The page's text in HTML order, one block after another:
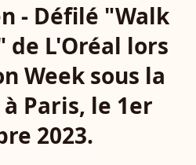
- Défilé "Walk
de L'Oréal lors
Week sous la
Paris, le 1er
2023.